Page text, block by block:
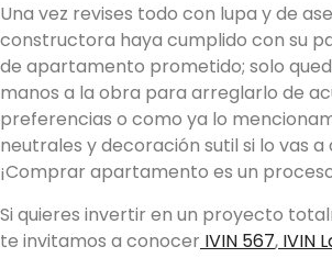
Una vez revises todo con lupa y de
constructora haya cumplido con su
de apartamento prometido; solo
manos a la obra para arreglarlo de
preferencias o como ya lo
neutrales y decoración sutil si lo vas a
¡Comprar apartamento es un
Si quieres invertir en un proyecto
te invitamos a conocer IVIN 567, IVIN